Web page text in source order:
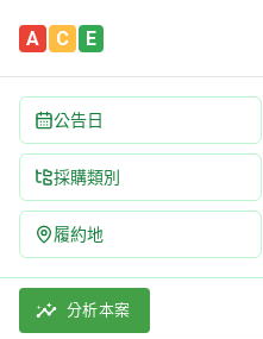
A C E
公告日
採購類別
履約地
115年基隆市文化資產普查
採購類別：勞務類 娛樂,文
分析本案